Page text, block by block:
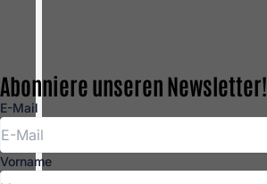
Abonniere unseren Newsletter!
E-Mail
Vorname